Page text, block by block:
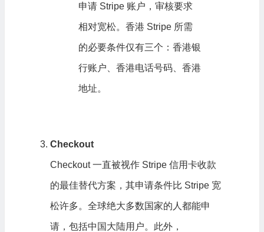
申请 Stripe 账户，审核要求
相对宽松。香港 Stripe 所需
的必要条件仅有三个：香港银
行账户、香港电话号码、香港
地址。
Checkout
Checkout 一直被视作 Stripe 信用卡收款
的最佳替代方案，其申请条件比 Stripe 宽
松许多。全球绝大多数国家的人都能申
请，包括中国大陆用户。此外，